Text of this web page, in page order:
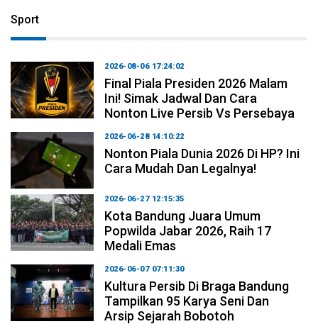
Sport
2026-08-06 17:24:02
Final Piala Presiden 2026 Malam
Ini! Simak Jadwal Dan Cara
Nonton Live Persib Vs Persebaya
2026-06-28 14:10:22
Nonton Piala Dunia 2026 Di HP? Ini
Cara Mudah Dan Legalnya!
2026-06-27 12:15:35
Kota Bandung Juara Umum
Popwilda Jabar 2026, Raih 17
Medali Emas
2026-06-07 07:11:30
Kultura Persib Di Braga Bandung
Tampilkan 95 Karya Seni Dan
Arsip Sejarah Bobotoh